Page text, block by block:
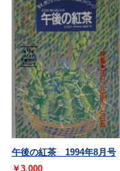
午後の紅茶 1994年8月号
￥3,000